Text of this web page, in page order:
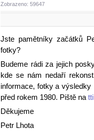
Zobrazeno: 59647
Jste pamětníky začátků
fotky?
Budeme rádi za jejich
kde se nám nedaří
informace, fotky a
před rokem 1980. Piště na
Děkujeme
Petr Lhota